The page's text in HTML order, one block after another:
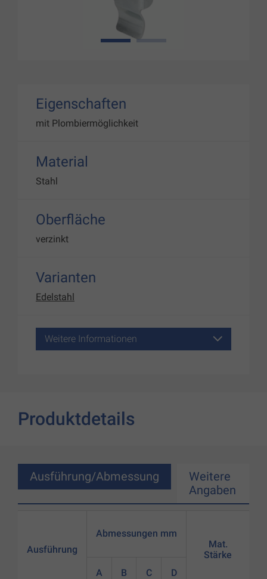
1
Eigenschaften
mit Plombiermöglichkeit
Material
Stahl
Oberfläche
verzinkt
Varianten
Edelstahl
Weitere Informationen
Produktdetails
Ausführung/Abmessung
Weitere
Angaben
Ausführung
Abmessungen mm
A B C D
Mat.
Stärke